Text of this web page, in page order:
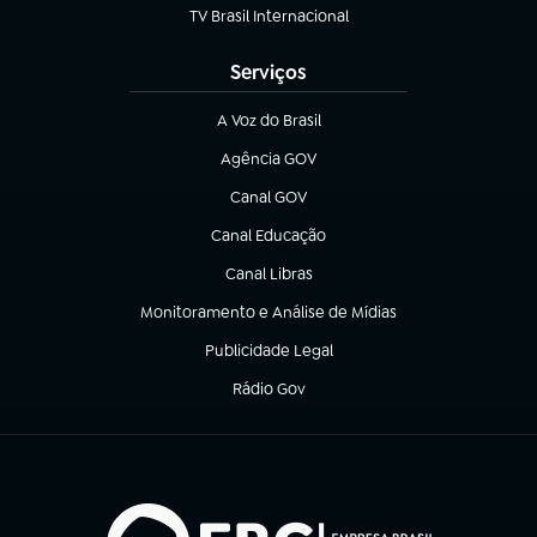
TV Brasil Internacional
(abre em nova aba)
Serviços
A Voz do Brasil
(abre em nova aba)
Agência GOV
(abre em nova aba)
Canal GOV
(abre em nova aba)
Canal Educação
(abre em nova aba)
Canal Libras
(abre em nova aba)
Monitoramento e Análise de Mídias
(abre em nova aba)
Publicidade Legal
(abre em nova aba)
Rádio Gov
(abre em nova aba)